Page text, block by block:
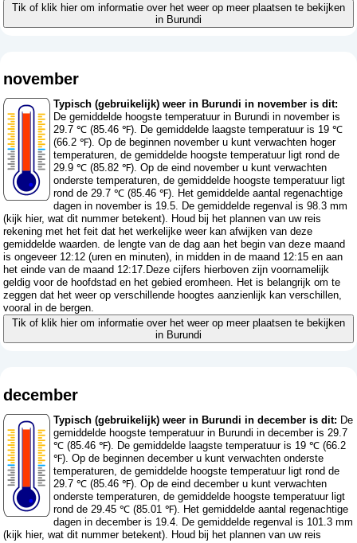
Tik of klik hier om informatie over het weer op meer plaatsen te bekijken
in Burundi
november
Typisch (gebruikelijk) weer in Burundi in november is dit:
De gemiddelde hoogste temperatuur in Burundi in november is
29.7 ℃ (85.46 ℉). De gemiddelde laagste temperatuur is 19 ℃
(66.2 ℉). Op de beginnen november u kunt verwachten hoger
temperaturen, de gemiddelde hoogste temperatuur ligt rond de
29.9 ℃ (85.82 ℉). Op de eind november u kunt verwachten
onderste temperaturen, de gemiddelde hoogste temperatuur ligt
rond de 29.7 ℃ (85.46 ℉). Het gemiddelde aantal regenachtige
dagen in november is 19.5. De gemiddelde regenval is 98.3 mm
(kijk hier, wat dit nummer betekent). Houd bij het plannen van uw reis
rekening met het feit dat het werkelijke weer kan afwijken van deze
gemiddelde waarden. de lengte van de dag aan het begin van deze maand
is ongeveer 12:12 (uren en minuten), in midden in de maand 12:15 en aan
het einde van de maand 12:17.Deze cijfers hierboven zijn voornamelijk
geldig voor de hoofdstad en het gebied eromheen. Het is belangrijk om te
zeggen dat het weer op verschillende hoogtes aanzienlijk kan verschillen,
vooral in de bergen.
Tik of klik hier om informatie over het weer op meer plaatsen te bekijken
in Burundi
december
Typisch (gebruikelijk) weer in Burundi in december is dit: De
gemiddelde hoogste temperatuur in Burundi in december is 29.7
℃ (85.46 ℉). De gemiddelde laagste temperatuur is 19 ℃ (66.2
℉). Op de beginnen december u kunt verwachten onderste
temperaturen, de gemiddelde hoogste temperatuur ligt rond de
29.7 ℃ (85.46 ℉). Op de eind december u kunt verwachten
onderste temperaturen, de gemiddelde hoogste temperatuur ligt
rond de 29.45 ℃ (85.01 ℉). Het gemiddelde aantal regenachtige
dagen in december is 19.4. De gemiddelde regenval is 101.3 mm
(kijk hier, wat dit nummer betekent). Houd bij het plannen van uw reis